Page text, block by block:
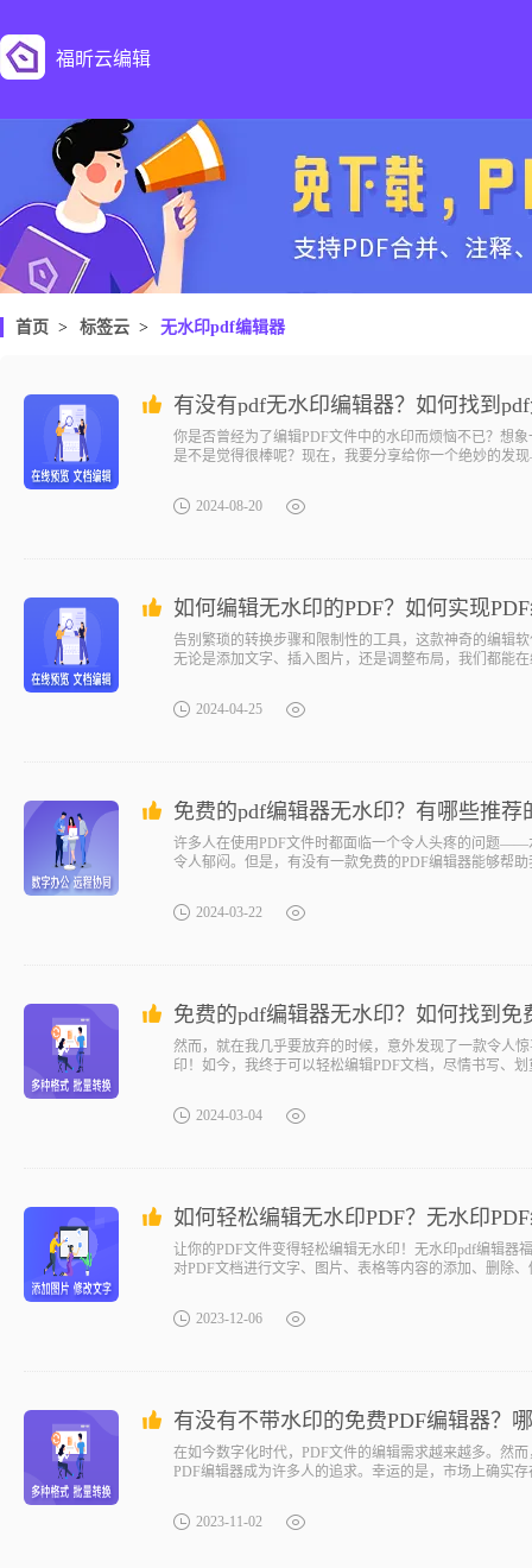
福昕云编辑
首页 > 标签云 > 无水印pdf编辑器
有没有pdf无水印编辑器？如何找到
你是否曾经为了编辑PDF文件中的水印而烦恼不已？想
是不是觉得很棒呢？现在，我要分享给你一个绝妙的发
辑器都能帮助你事半功倍。赶快尝试一下吧，相信你会
2024-08-20
如何编辑无水印的PDF？如何实现
告别繁琐的转换步骤和限制性的工具，这款神奇的编辑
无论是添加文字、插入图片，还是调整布局，我们都能
2024-04-25
免费的pdf编辑器无水印？有哪些推荐
许多人在使用PDF文件时都面临一个令人头疼的问题——
令人郁闷。但是，有没有一款免费的PDF编辑器能够帮
2024-03-22
免费的pdf编辑器无水印？如何找到免
然而，就在我几乎要放弃的时候，意外发现了一款令人
印！如今，我终于可以轻松编辑PDF文档，尽情书写、
2024-03-04
如何轻松编辑无水印PDF？无水印
让你的PDF文件变得轻松编辑无水印！无水印pdf编辑器
对PDF文档进行文字、图片、表格等内容的添加、删除
2023-12-06
有没有不带水印的免费PDF编辑器？
在如今数字化时代，PDF文件的编辑需求越来越多。然
PDF编辑器成为许多人的追求。幸运的是，市场上确实
2023-11-02